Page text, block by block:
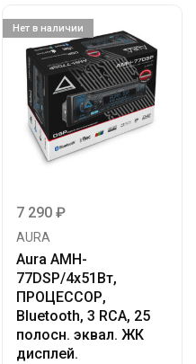
Нет в наличии
7 290 ₽
AURA
Aura AMH-
77DSP/4х51Вт,
ПРОЦЕССОР,
Bluetooth, 3 RCA, 25
полосн. эквал. ЖК
дисплей.